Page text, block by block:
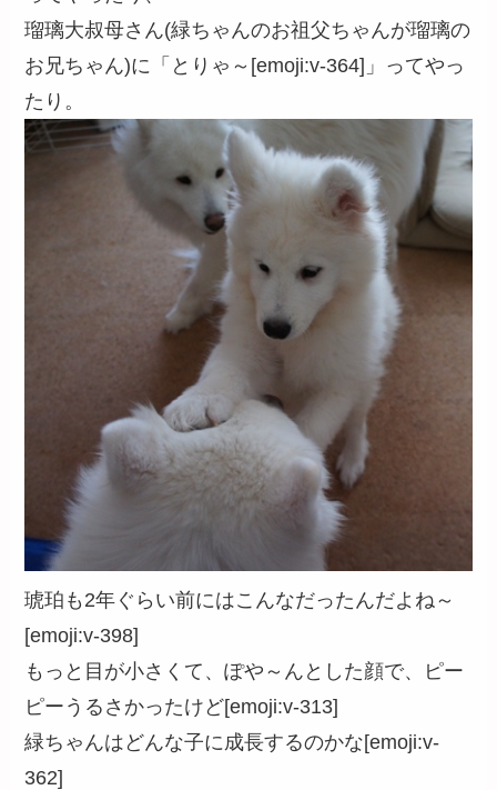
瑠璃大叔母さん(緑ちゃんのお祖父ちゃんが瑠璃の
お兄ちゃん)に「とりゃ～[emoji:v-364]」ってやっ
たり。
琥珀も2年ぐらい前にはこんなだったんだよね～
[emoji:v-398]
もっと目が小さくて、ぽや～んとした顔で、ピー
ピーうるさかったけど[emoji:v-313]
緑ちゃんはどんな子に成長するのかな[emoji:v-
362]